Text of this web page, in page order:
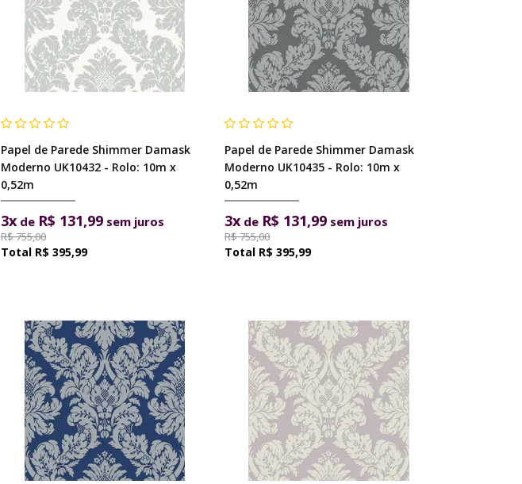
Papel de Parede Shimmer Damask
Moderno UK10432 - Rolo: 10m x
0,52m
3xde R$ 131,99sem juros
R$ 755,00
R$ 395,99
Papel de Parede Shimmer Damask
Moderno UK10435 - Rolo: 10m x
0,52m
3x de R$ 131,99 sem juros
R$ 755,00
R$ 395,99